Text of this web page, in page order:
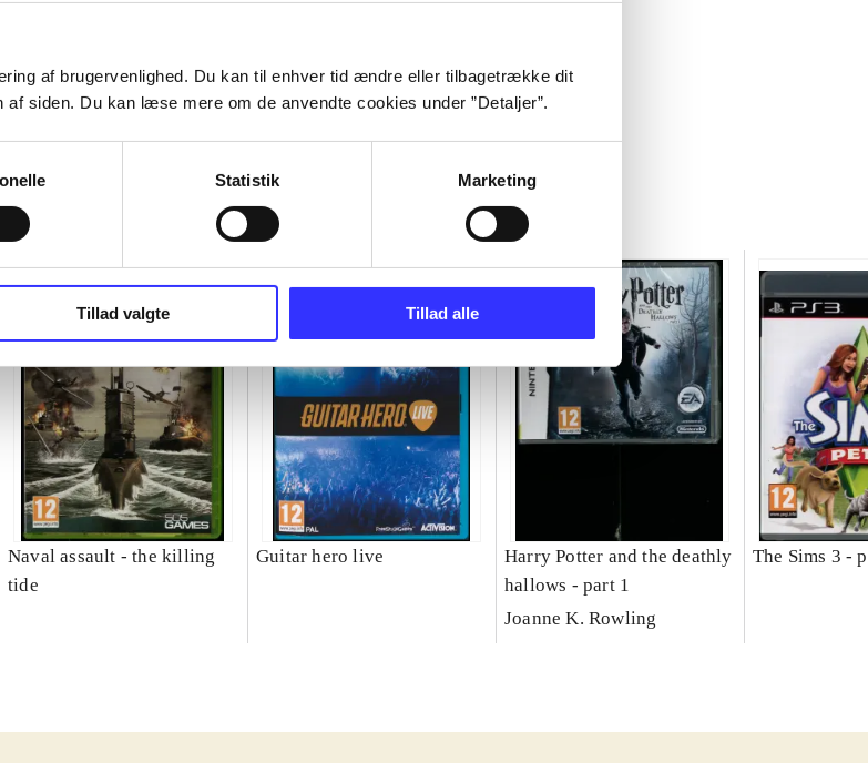
af brugervenlighed. Du kan til enhver tid ændre eller tilbagetrække dit
siden. Du kan læse mere om de anvendte cookies under ”Detaljer”.
Statistik Marketing
Tillad valgte Tillad alle
Naval assault - the killing
tide
Guitar hero live
Harry Potter and the deathly
hallows - part 1
Joanne K. Rowling
The Sims 3 -